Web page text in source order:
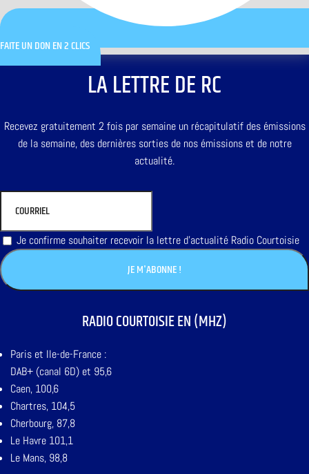
FAITE UN DON EN 2 CLICS
LA LETTRE DE RC
Recevez gratuitement 2 fois par semaine un récapitulatif des émissions
de la semaine, des dernières sorties de nos émissions et de notre
actualité.
Je confirme souhaiter recevoir la lettre d'actualité Radio Courtoisie
RADIO COURTOISIE EN (MHZ)
Paris et Ile-de-France :
DAB+ (canal 6D) et 95,6
Caen, 100,6
Chartres, 104,5
Cherbourg, 87,8
Le Havre 101,1
Le Mans, 98,8